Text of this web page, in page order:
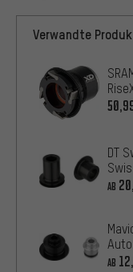
Verwandte
DT
AB
AB